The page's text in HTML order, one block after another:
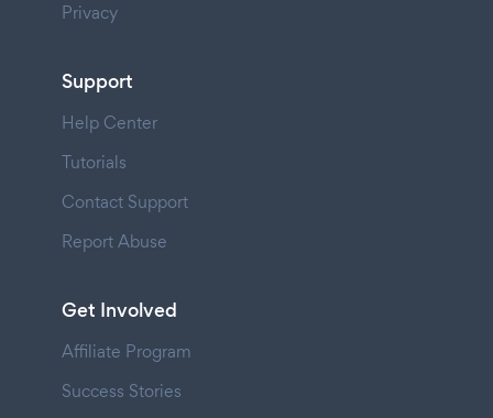
Privacy
Support
Help Center
Tutorials
Contact Support
Report Abuse
Get Involved
Affiliate Program
Success Stories